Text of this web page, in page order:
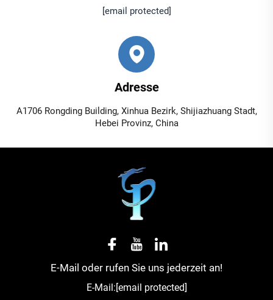
[email protected]
Adresse
A1706 Rongding Building, Xinhua Bezirk, Shijiazhuang Stadt,
Hebei Provinz, China
E-Mail oder rufen Sie uns jederzeit an!
E-Mail:[email protected]